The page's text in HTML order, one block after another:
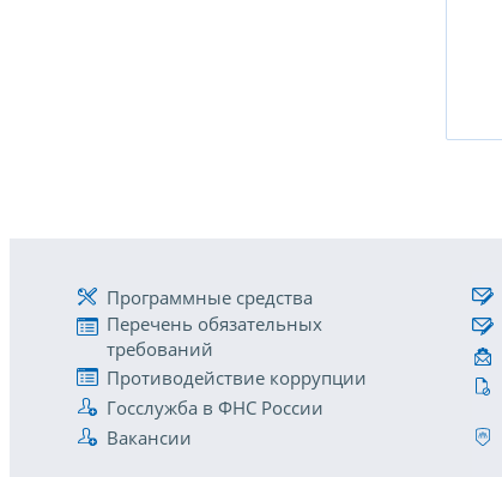
Программные средства
Перечень обязательных
требований
Противодействие коррупции
Госслужба в ФНС России
Вакансии